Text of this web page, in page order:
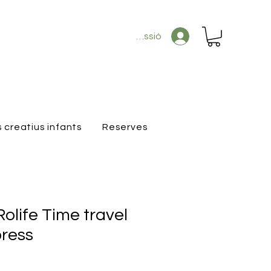
Inicia la sessió
creatius infants Reserves
Time travel